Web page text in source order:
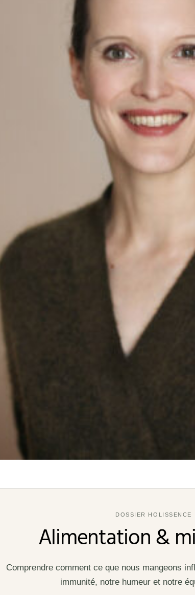
DOSSIER HOLISSENCE
Alimentation &
Comprendre comment ce que nous mangeons
immunité, notre humeur et notre